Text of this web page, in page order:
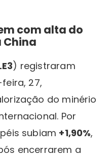
com alta do
China
) registraram
27,
do minério
Por
subiam +1,90%,
encerrarem a